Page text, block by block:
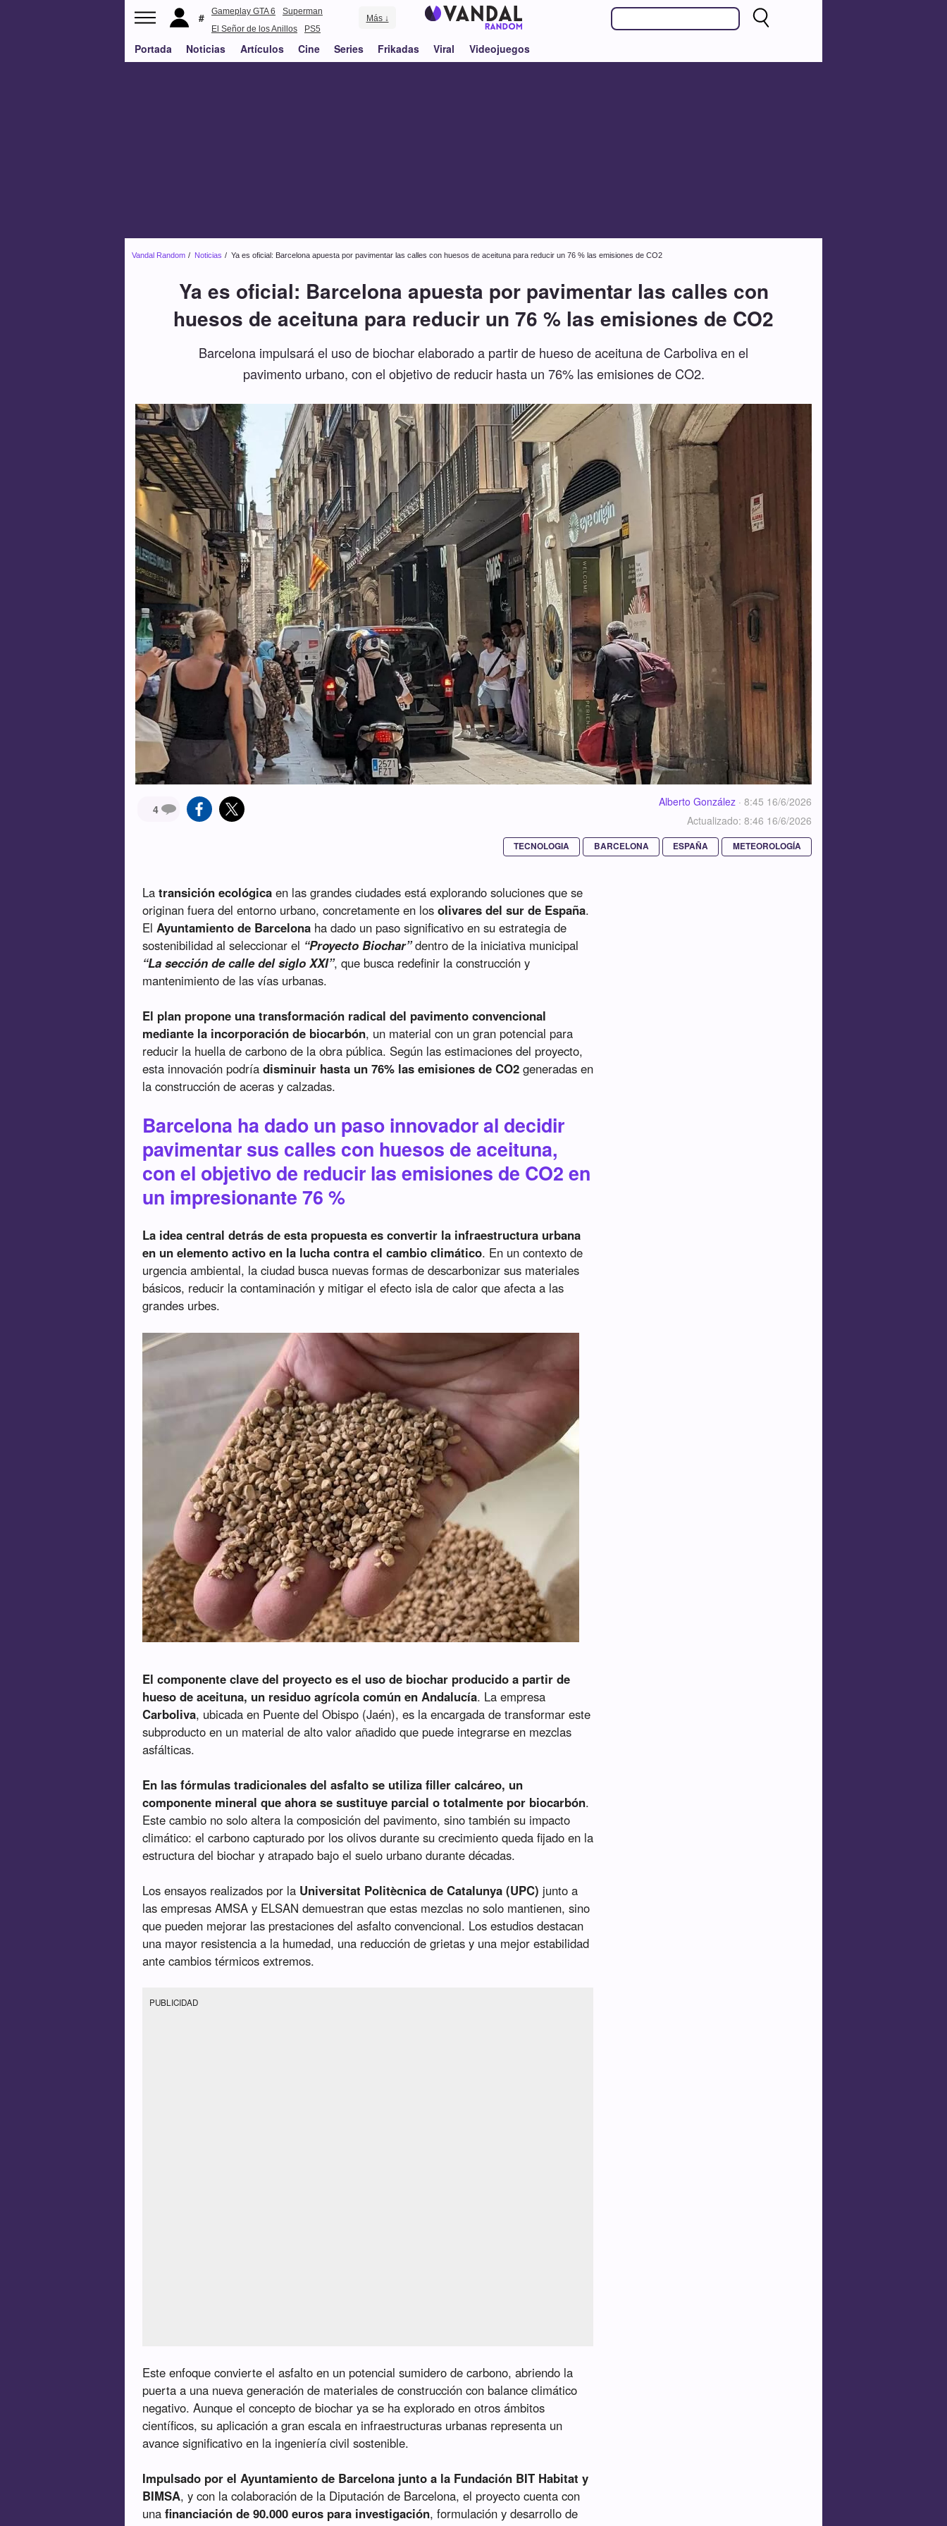
Gameplay GTA 6
Superman
El Señor de los Anillos
PS5
Más ↓
Portada Noticias Artículos Cine Series Frikadas Viral Videojuegos
Vandal Random Noticias Ya es oficial: Barcelona apuesta por pavimentar las calles con huesos de aceituna para reducir un 76 % las emisiones de CO2
Ya es oficial: Barcelona apuesta por pavimentar las calles con
huesos de aceituna para reducir un 76 % las emisiones de CO2
Barcelona impulsará el uso de biochar elaborado a partir de hueso de aceituna de Carboliva en el
pavimento urbano, con el objetivo de reducir hasta un 76% las emisiones de CO2.
4
Alberto González · 8:45 16/6/2026
Actualizado: 8:46 16/6/2026
TECNOLOGIA BARCELONA ESPAÑA METEOROLOGÍA
Latransición ecológica en las grandes ciudades está explorando soluciones que se
originan fuera del entorno urbano, concretamente en losolivares del sur de España.
ElAyuntamiento de Barcelona ha dado un paso significativo en su estrategia de
sostenibilidad al seleccionar el “Proyecto Biochar”dentro de la iniciativa municipal
“La sección de calle del siglo XXI”, que busca redefinir la construcción y
mantenimiento de las vías urbanas.
El plan propone una transformación radical del pavimento convencional
mediante la incorporación de biocarbón, un material con un gran potencial para
reducir la huella de carbono de la obra pública. Según las estimaciones del proyecto,
esta innovación podríadisminuir hasta un 76% las emisiones de CO2 generadas en
la construcción de aceras y calzadas.
Barcelona ha dado un paso innovador al decidir
pavimentar sus calles con huesos de aceituna,
con el objetivo de reducir las emisiones de CO2 en
un impresionante 76 %
La idea central detrás de esta propuesta es convertir la infraestructura urbana
en un elemento activo en la lucha contra el cambio climático. En un contexto de
urgencia ambiental, la ciudad busca nuevas formas de descarbonizar sus materiales
básicos, reducir la contaminación y mitigar el efecto isla de calor que afecta a las
grandes urbes.
El componente clave del proyecto es el uso de biochar producido a partir de
hueso de aceituna, un residuo agrícola común en Andalucía. La empresa
Carboliva, ubicada en Puente del Obispo (Jaén), es la encargada de transformar este
subproducto en un material de alto valor añadido que puede integrarse en mezclas
asfálticas.
En las fórmulas tradicionales del asfalto se utiliza filler calcáreo, un
componente mineral que ahora se sustituye parcial o totalmente por biocarbón.
Este cambio no solo altera la composición del pavimento, sino también su impacto
climático: el carbono capturado por los olivos durante su crecimiento queda fijado en la
estructura del biochar y atrapado bajo el suelo urbano durante décadas.
Los ensayos realizados por la Universitat Politècnica de Catalunya (UPC) junto a
las empresas AMSA y ELSAN demuestran que estas mezclas no solo mantienen, sino
que pueden mejorar las prestaciones del asfalto convencional. Los estudios destacan
una mayor resistencia a la humedad, una reducción de grietas y una mejor estabilidad
ante cambios térmicos extremos.
PUBLICIDAD
Este enfoque convierte el asfalto en un potencial sumidero de carbono, abriendo la
puerta a una nueva generación de materiales de construcción con balance climático
negativo. Aunque el concepto de biochar ya se ha explorado en otros ámbitos
científicos, su aplicación a gran escala en infraestructuras urbanas representa un
avance significativo en la ingeniería civil sostenible.
Impulsado por el Ayuntamiento de Barcelona junto a la Fundación BIT Habitat y
BIMSA, y con la colaboración de la Diputación de Barcelona, el proyecto cuenta con
unafinanciación de 90.000 euros para investigación, formulación y desarrollo de